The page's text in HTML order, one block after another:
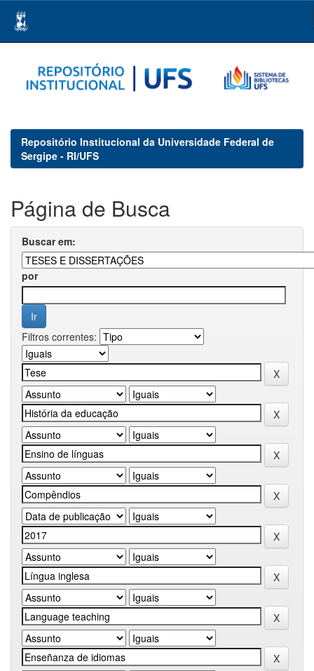
navigation
Repositório Institucional da Universidade Federal de
Sergipe - RI/UFS
Página de Busca
Buscar em:
por
Filtros correntes: